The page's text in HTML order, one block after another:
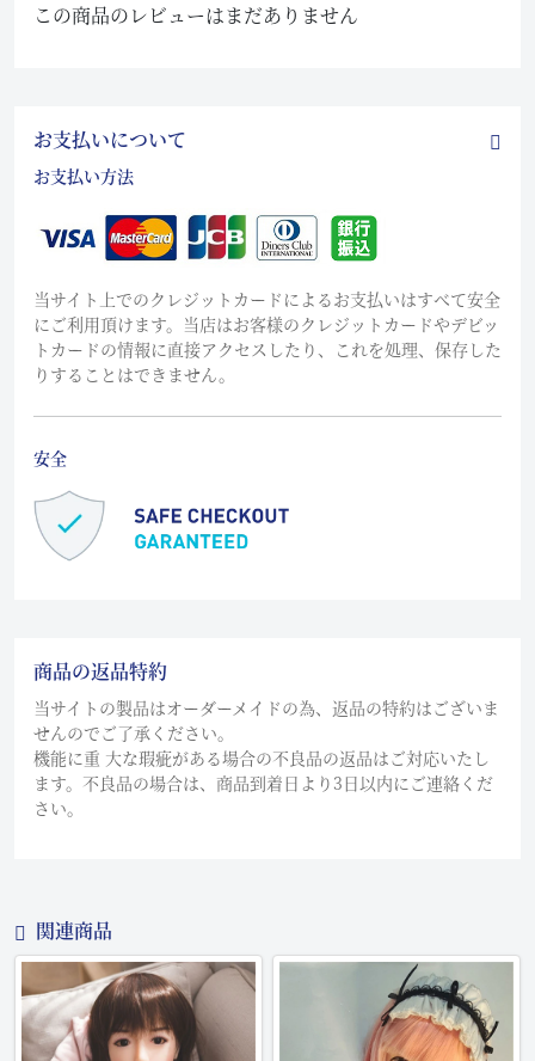
この商品のレビューはまだありません
お支払いについて
お支払い方法
当サイト上でのクレジットカードによるお支払いはすべて安全
にご利用頂けます。当店はお客様のクレジットカードやデビッ
トカードの情報に直接アクセスしたり、これを処理、保存した
りすることはできません。
安全
商品の返品特約
当サイトの製品はオーダーメイドの為、返品の特約はございま
せんのでご了承ください。
機能に重 大な瑕疵がある場合の不良品の返品はご対応いたし
ます。不良品の場合は、商品到着日より3日以内にご連絡くだ
さい。
関連商品